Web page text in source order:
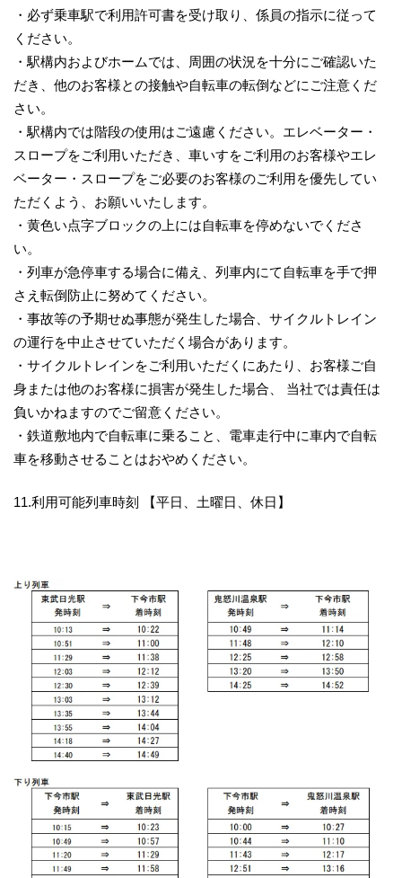
・必ず乗車駅で利用許可書を受け取り、係員の指示に従って
ください。
・駅構内およびホームでは、周囲の状況を十分にご確認いた
だき、他のお客様との接触や自転車の転倒などにご注意くだ
さい。
・駅構内では階段の使用はご遠慮ください。エレベーター・
スロープをご利用いただき、車いすをご利用のお客様やエレ
ベーター・スロープをご必要のお客様のご利用を優先してい
ただくよう、お願いいたします。
・黄色い点字ブロックの上には自転車を停めないでくださ
い。
・列車が急停車する場合に備え、列車内にて自転車を手で押
さえ転倒防止に努めてください。
・事故等の予期せぬ事態が発生した場合、サイクルトレイン
の運行を中止させていただく場合があります。
・サイクルトレインをご利用いただくにあたり、お客様ご自
身または他のお客様に損害が発生した場合、 当社では責任は
負いかねますのでご留意ください。
・鉄道敷地内で自転車に乗ること、電車走行中に車内で自転
車を移動させることはおやめください。
11.利用可能列車時刻 【平日、土曜日、休日】